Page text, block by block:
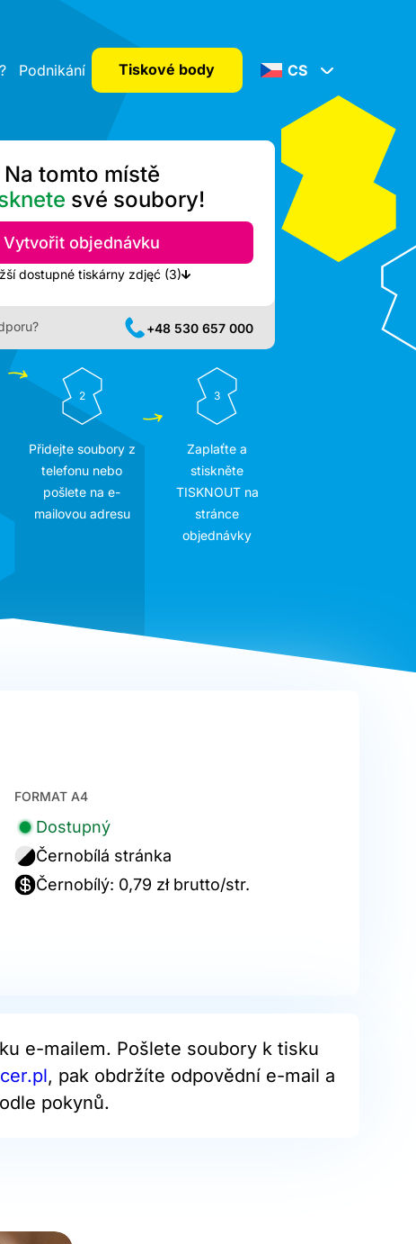
Podnikání Tiskové body CS
Na tomto místě
své soubory!
Vytvořit objednávku
Zobrazit nejbližší dostupné tiskárny zdjęć (3)
+48 530 657 000
2
Přidejte soubory z
telefonu nebo
pošlete na e-
mailovou adresu
3
Zaplaťte a
stiskněte
TISKNOUT na
stránce
objednávky
FORMAT A4
Dostupný
Černobílá stránka
Černobílý: 0,79 zł brutto/str.
e-mailem. Pošlete soubory k tisku
, pak obdržíte odpovědní e-mail a
pokynů.